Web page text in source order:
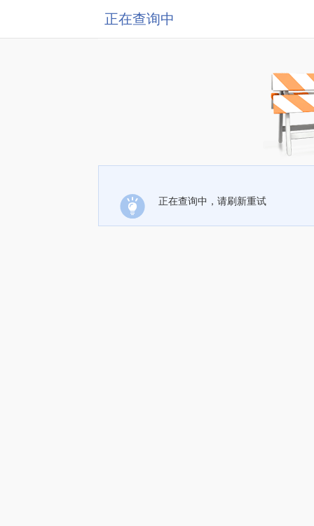
正在查询中
正在查询中，请刷新重试